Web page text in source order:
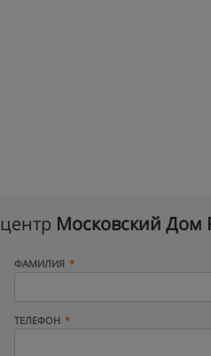
Московский Дом
ФАМИЛИЯ
ТЕЛЕФОН